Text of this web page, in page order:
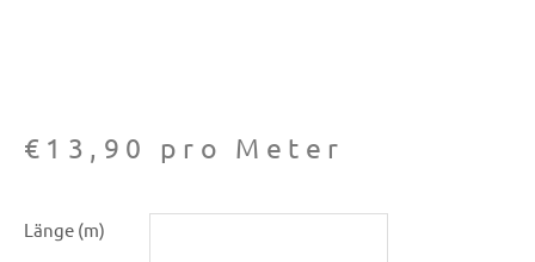
€ 13,90 pro Meter
Länge (m)
Ringelstreifen